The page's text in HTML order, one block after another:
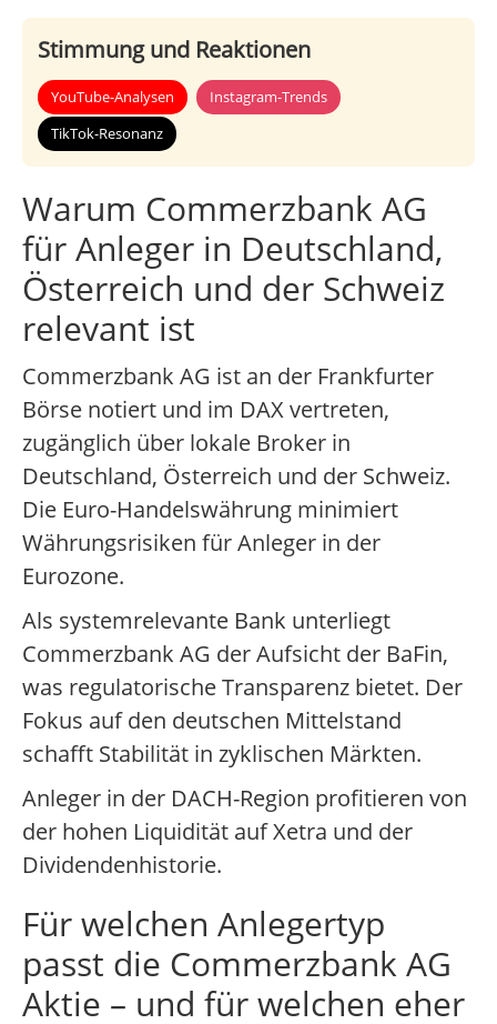
Stimmung und Reaktionen
YouTube-Analysen
Instagram-Trends
TikTok-Resonanz
Warum Commerzbank AG
für Anleger in Deutschland,
Österreich und der Schweiz
relevant ist
Commerzbank AG ist an der Frankfurter
Börse notiert und im DAX vertreten,
zugänglich über lokale Broker in
Deutschland, Österreich und der Schweiz.
Die Euro-Handelswährung minimiert
Währungsrisiken für Anleger in der
Eurozone.
Als systemrelevante Bank unterliegt
Commerzbank AG der Aufsicht der BaFin,
was regulatorische Transparenz bietet. Der
Fokus auf den deutschen Mittelstand
schafft Stabilität in zyklischen Märkten.
Anleger in der DACH-Region profitieren von
der hohen Liquidität auf Xetra und der
Dividendenhistorie.
Für welchen Anlegertyp
passt die Commerzbank AG
Aktie – und für welchen eher